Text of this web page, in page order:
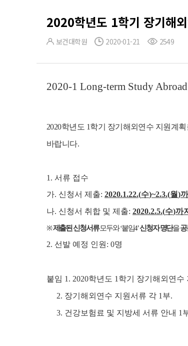
2020학년도 1학기 장기해
보건대학원 2020-01-21 2549
2020-1 Long-term Study
2020학년도 1학기 장기해외연수 지원계
바랍니다.
1. 서류 접수
가. 신청서 제출: 2020.1.22.(수)~2.3.(월)
나. 신청서 취합 및 제출: 2020.2.5.(수)까
※제출된 신청서류모두와‘붙임4’신청자 명단을공
2. 선발 예정 인원 : 0명
붙임 1. 2020학년도 1 학기 장기해외연수
2. 장기해외연수 지원서류 각 1 부.
3. 건강보험료 및 지방세 서류 안내 1